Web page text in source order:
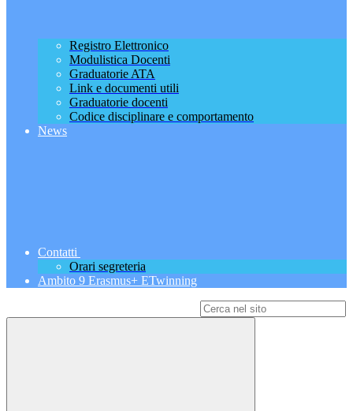
Registro Elettronico
Modulistica Docenti
Graduatorie ATA
Link e documenti utili
Graduatorie docenti
Codice disciplinare e comportamento
News
Contatti
Orari segreteria
Ambito 9 Erasmus+ ETwinning